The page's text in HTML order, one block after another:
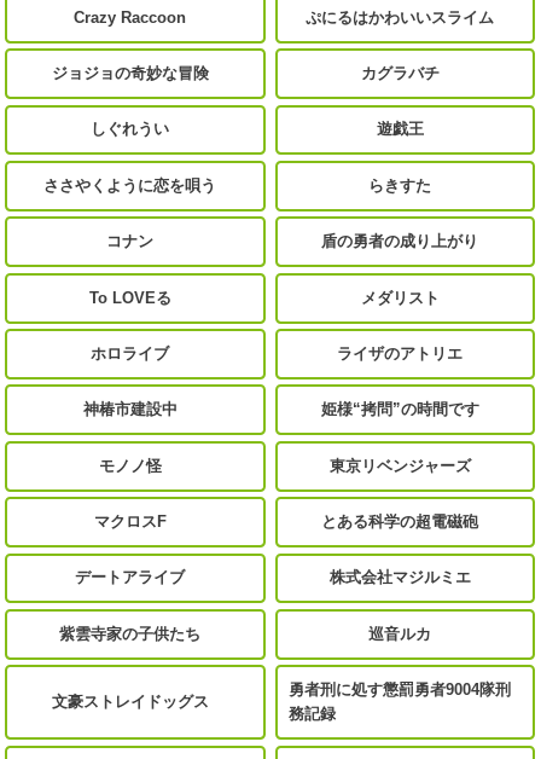
Crazy Raccoon ぷにるはかわいいスライム
ジョジョの奇妙な冒険 カグラバチ
しぐれうい 遊戯王
ささやくように恋を唄う らきすた
コナン 盾の勇者の成り上がり
To LOVEる メダリスト
ホロライブ ライザのアトリエ
神椿市建設中 姫様“拷問”の時間です
モノノ怪 東京リベンジャーズ
マクロスF とある科学の超電磁砲
デートアライブ 株式会社マジルミエ
紫雲寺家の子供たち 巡音ルカ
文豪ストレイドッグス
勇者刑に処す懲罰勇者9004隊刑
務記録